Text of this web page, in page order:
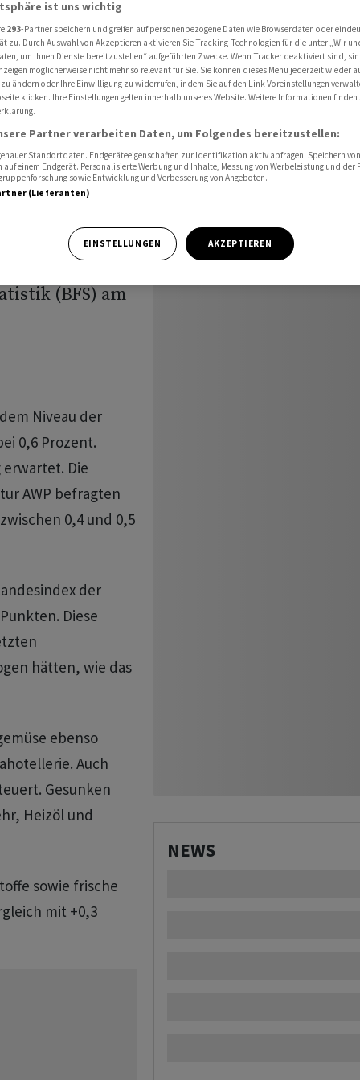
im Juni stabil
bei 0,5
(BFS) am
Niveau der
0,6 Prozent.
Die
AWP befragten
0,4 und 0,5
der
Diese
hätten, wie das
ebenso
Auch
Gesunken
Heizöl und
sowie frische
mit +0,3
NEWS
ist uns wichtig
293-Partner speichern und greifen auf personenbezogene Daten wie Browserdaten oder
zu. Durch Auswahl von Akzeptieren aktivieren Sie Tracking-Technologien für die unter „Wir
um Ihnen Dienste bereitzustellen“ aufgeführten Zwecke. Wenn Tracker deaktiviert sind,
möglicherweise nicht mehr so relevant für Sie. Sie können dieses Menü jederzeit wieder
ändern oder Ihre Einwilligung zu widerrufen, indem Sie auf den Link Voreinstellungen
klicken. Ihre Einstellungen gelten innerhalb unseres Website. Weitere Informationen finden
Partner verarbeiten Daten, um Folgendes bereitzustellen:
Standortdaten. Endgeräteeigenschaften zur Identifikation aktiv abfragen. Speichern
einem Endgerät. Personalisierte Werbung und Inhalte, Messung von Werbeleistung und der
sowie Entwicklung und Verbesserung von Angeboten.
(Lieferanten)
EINSTELLUNGEN AKZEPTIEREN